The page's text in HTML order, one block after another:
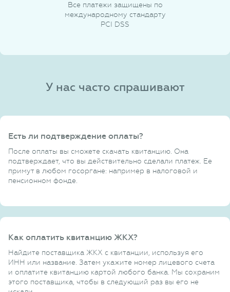
Все платежи защищены по
международному стандарту
PCI DSS
У нас часто спрашивают
Есть ли подтверждение оплаты?
После оплаты вы сможете скачать квитанцию. Она
подтверждает, что вы действительно сделали платеж. Ее
примут в любом госоргане: например в налоговой и
пенсионном фонде.
Как оплатить квитанцию ЖКХ?
Найдите поставщика ЖКХ с квитанции, используя его
ИНН или название. Затем укажите номер лицевого счета
и оплатите квитанцию картой любого банка. Мы сохраним
этого поставщика, чтобы в следующий раз вы его не